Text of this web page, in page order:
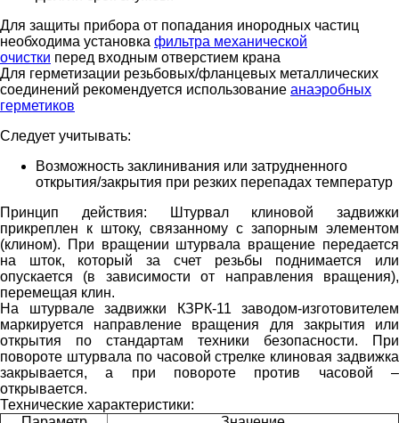
Для защиты прибора от попадания инородных частиц
необходима установка фильтра механической
очистки перед входным отверстием крана
Для герметизации резьбовых/фланцевых металлических
соединений рекомендуется использование анаэробных
герметиков
Следует учитывать:
Возможность заклинивания или затрудненного
открытия/закрытия при резких перепадах температур
Принцип действия: Штурвал клиновой задвижки
прикреплен к штоку, связанному с запорным элементом
(клином). При вращении штурвала вращение передается
на шток, который за счет резьбы поднимается или
опускается (в зависимости от направления вращения),
перемещая клин.
На штурвале задвижки КЗРК-11 заводом-изготовителем
маркируется направление вращения для закрытия или
открытия по стандартам техники безопасности. При
повороте штурвала по часовой стрелке клиновая задвижка
закрывается, а при повороте против часовой –
открывается.
Технические характеристики: